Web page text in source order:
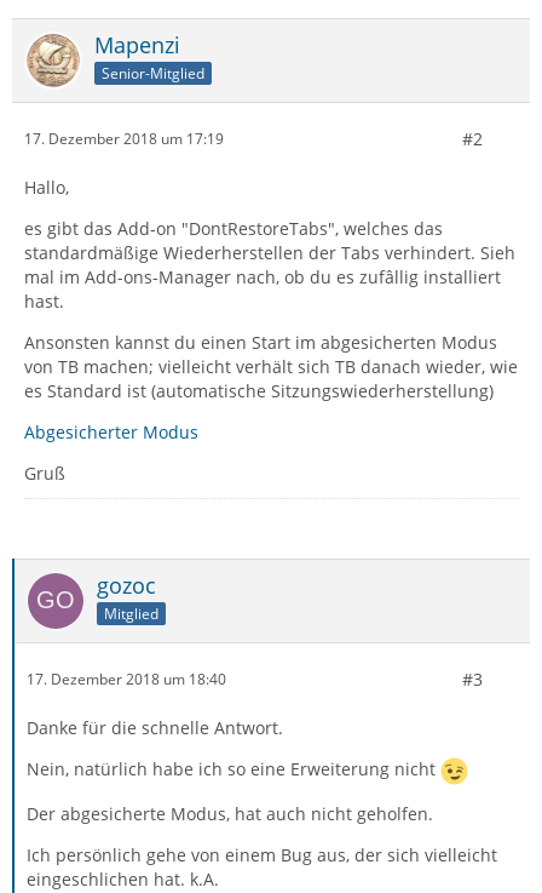
Mapenzi
Senior-Mitglied
17. Dezember 2018 um 17:19 #2
Hallo,
es gibt das Add-on "DontRestoreTabs", welches das
standardmäßige Wiederherstellen der Tabs verhindert. Sieh
mal im Add-ons-Manager nach, ob du es zufâllig installiert
hast.
Ansonsten kannst du einen Start im abgesicherten Modus
von TB machen; vielleicht verhält sich TB danach wieder, wie
es Standard ist (automatische Sitzungswiederherstellung)
Abgesicherter Modus
Gruß
gozoc
Mitglied
17. Dezember 2018 um 18:40 #3
Danke für die schnelle Antwort.
Nein, natürlich habe ich so eine Erweiterung nicht
Der abgesicherte Modus, hat auch nicht geholfen.
Ich persönlich gehe von einem Bug aus, der sich vielleicht
eingeschlichen hat. k.A.